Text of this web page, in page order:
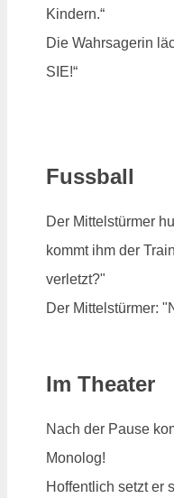
Kindern.“
Die Wahrsagerin
SIE!“
Fussball
Der Mittelstürmer
kommt ihm der
verletzt?"
Der Mittelstürmer:
Im Theater
Nach der Pause
Monolog!
Hoffentlich setzt er